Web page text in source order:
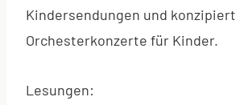
Kindersendungen und konzipiert
Orchesterkonzerte für Kinder.
Lesungen: